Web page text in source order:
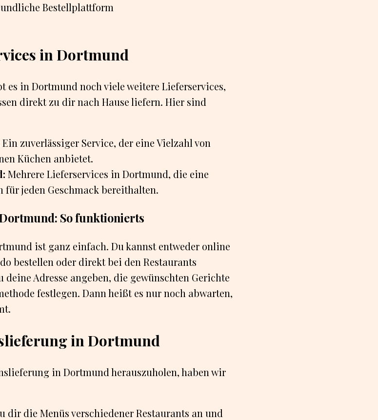
Bestellplattform
in Dortmund
es in Dortmund noch viele weitere Lieferservices,
direkt zu dir nach Hause liefern. Hier sind
Ein zuverlässiger Service, der eine Vielzahl von
Küchen anbietet.
Mehrere Lieferservices in Dortmund, die eine
für jeden Geschmack bereithalten.
So funktionierts
ist ganz einfach. Du kannst entweder online
bestellen oder direkt bei den Restaurants
deine Adresse angeben, die gewünschten Gerichte
festlegen. Dann heißt es nur noch abwarten,
in Dortmund
in Dortmund herauszuholen, haben wir
dir die Menüs verschiedener Restaurants an und